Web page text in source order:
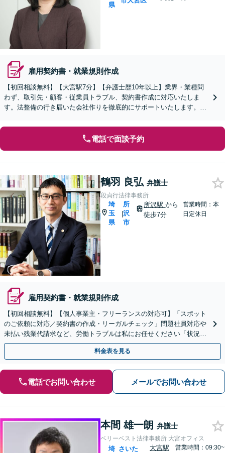
県
雇用契約書・就業規則作成
【初回相談無料】【大宮駅7分】【弁護士歴10年以上】業界・業種問
わず、取引先・顧客・従業員トラブル、契約書作成に対応いたしま
す。法整備の行き届いた会社作りを徹底的にサポートいたします。個
電話で面談予約
鶴羽 良弘 弁護士
段貞行法律事務所
埼
玉
県
|
所
沢
市
所沢駅から
徒歩7分
営業時間：本
日定休日
雇用契約書・就業規則作成
【初回相談無料】【個人事業主・フリーランスの対応可】「スポット
のご依頼に対応／契約書の作成・リーガルチェック」問題社員対応や
未払い残業代請求など、労働トラブルは私にお任せください「状況に
応じた実践的な法的支援を実施」【休日・夜間相談可】
料金表を見る
電話でお問い合わせ メールでお問い合わせ
本間 雄一朗 弁護士
ベリーベスト法律事務所 大宮オフィス
埼 さいた
大宮駅
営業時間：09:30~